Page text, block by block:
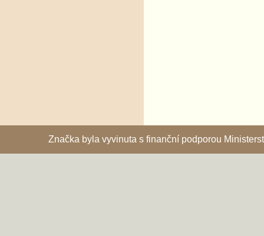
Značka byla vyvinuta s finanční podporou